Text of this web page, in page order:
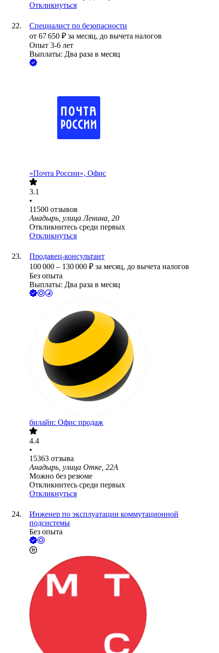
Откликнуться
Специалист по безопасности
от 67 650 ₽ за месяц, до вычета налогов
Опыт 3-6 лет
Выплаты: Два раза в месяц
«Почта России», Офис
3.1
•
11500 отзывов
Анадырь, улица Ленина, 20
Откликнитесь среди первых
Откликнуться
Продавец-консультант
100 000 – 130 000 ₽ за месяц, до вычета налогов
Без опыта
Выплаты: Два раза в месяц
билайн: Офис продаж
4.4
•
15363 отзыва
Анадырь, улица Отке, 22А
Можно без резюме
Откликнитесь среди первых
Откликнуться
Инженер по эксплуатации коммутационной
подсистемы
Без опыта